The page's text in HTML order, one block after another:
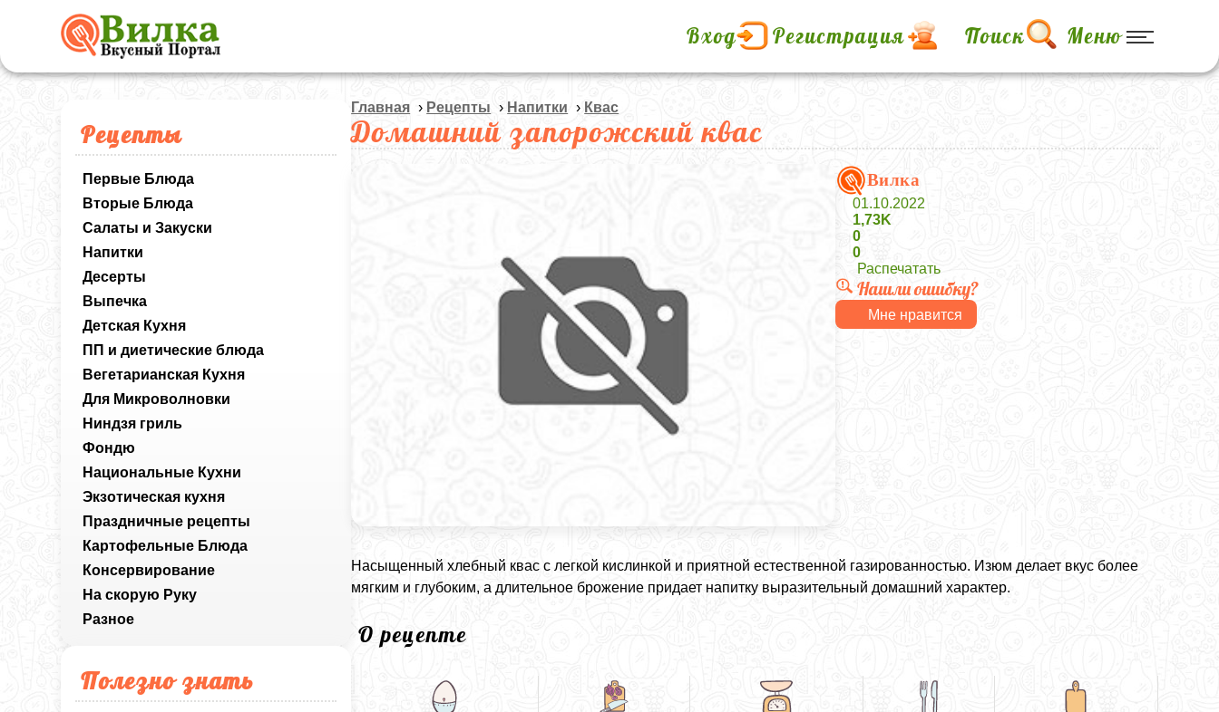
Вход Регистрация Поиск Меню
Рецепты
Первые Блюда
Вторые Блюда
Салаты и Закуски
Напитки
Десерты
Выпечка
Детская Кухня
ПП и диетические блюда
Вегетарианская Кухня
Для Микроволновки
Ниндзя гриль
Фондю
Национальные Кухни
Экзотическая кухня
Праздничные рецепты
Картофельные Блюда
Консервирование
На скорую Руку
Разное
Полезно знать
Главная › Рецепты › Напитки › Квас
Домашний запорожский квас
Вилка
01.10.2022
1,73K
0
0
Распечатать
Нашли ошибку?
Мне нравится
Насыщенный хлебный квас с легкой кислинкой и приятной естественной газированностью. Изюм делает вкус более
мягким и глубоким, а длительное брожение придает напитку выразительный домашний характер.
О рецепте